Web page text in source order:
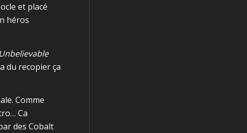
et placé
héros
du recopier ça
Comme
Ca
des Cobalt